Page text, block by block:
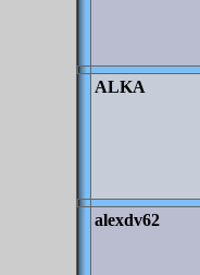
ALKA
alexdv62